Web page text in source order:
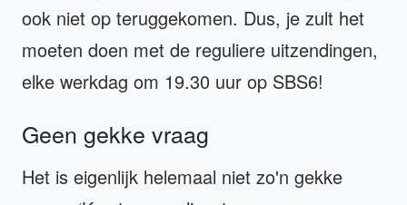
ook niet op teruggekomen. Dus, je zult het
moeten doen met de reguliere uitzendingen,
elke werkdag om 19.30 uur op SBS6!
Geen gekke vraag
Het is eigenlijk helemaal niet zo'n gekke